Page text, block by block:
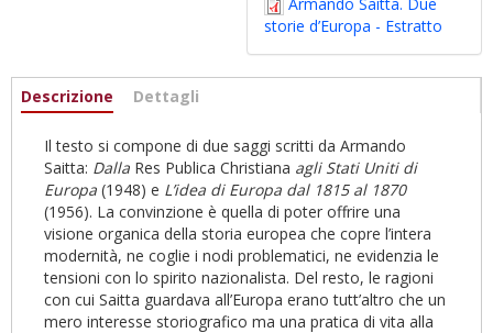
storie d’Europa - Estratto
Informazioni
Descrizione (scheda
Dettagli
Il testo si compone di due saggi scritti da Armando
Saitta: Dalla Res Publica Christiana agli Stati Uniti di
Europa (1948) e L’idea di Europa dal 1815 al 1870
(1956). La convinzione è quella di poter offrire una
visione organica della storia europea che copre l’intera
modernità, ne coglie i nodi problematici, ne evidenzia le
tensioni con lo spirito nazionalista. Del resto, le ragioni
con cui Saitta guardava all’Europa erano tutt’altro che un
mero interesse storiografico ma una pratica di vita alla